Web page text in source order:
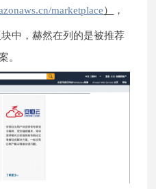
marketplace） ，
中，赫然在列的是被推荐
。